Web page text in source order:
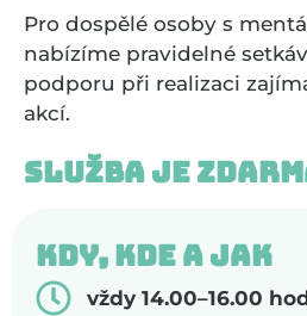
Pro dospělé osoby s
nabízíme pravidelné
podporu při realizaci
akcí.
Služba je
Kdy, kde a jak
vždy 14.00–16.00